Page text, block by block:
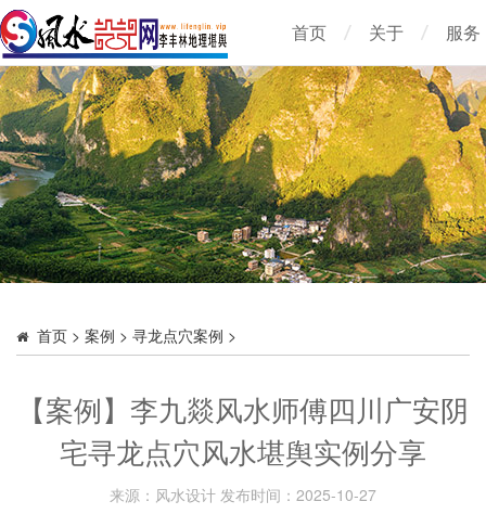
首页 关于 服务
首页 > 案例 > 寻龙点穴案例 >
【案例】李九燚风水师傅四川广安阴
宅寻龙点穴风水堪舆实例分享
来源：风水设计 发布时间：2025-10-27